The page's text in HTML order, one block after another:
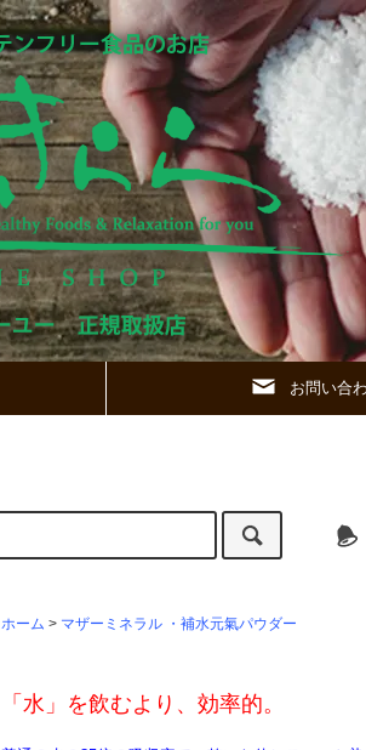
お問い合
ホーム > マザーミネラル ・補水元氣パウダー
「水」を飲むより、効率的。